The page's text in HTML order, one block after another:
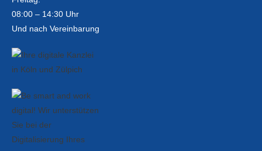
08:00 – 14:30 Uhr
Und nach Vereinbarung